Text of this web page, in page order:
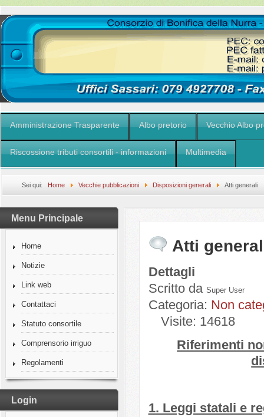
Amministrazione Trasparente Albo pretorio Vecchio Albo
Riscossione tributi consortili - informazioni Multimedia
Sei qui: Home Vecchie pubblicazioni Disposizioni generali Atti generali
Menu Principale
Home
Notizie
Link web
Contattaci
Statuto consortile
Comprensorio irriguo
Regolamenti
Login
Atti
Dettagli
Scritto da Super User
Categoria: Non
Visite: 14618
Riferimenti
1. Leggi statali e